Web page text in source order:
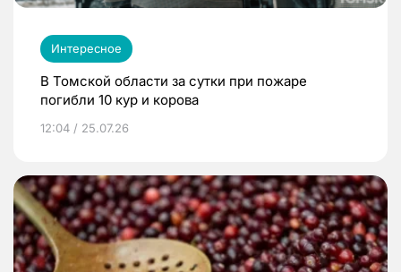
Интересное
В Томской области за сутки при пожаре
погибли 10 кур и корова
12:04 / 25.07.26